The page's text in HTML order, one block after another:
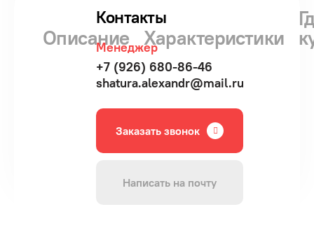
Описание Характеристики
Контакты
Менеджер
+7 (926) 680-86-46
shatura.alexandr@mail.ru
Заказать звонок
Написать на почту